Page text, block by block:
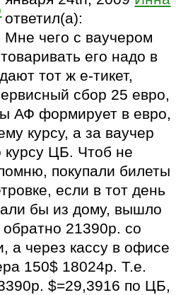
ответил(а):
Мне чего с ваучером
его надо в
тот ж е-тикет,
сбор 25 евро,
АФ формирует в евро,
курсу, а за ваучер
курсу ЦБ. Чтоб не
покупали билеты
если в тот день
бы из дому, вышло
обратно 21390р. со
а через кассу в офисе
150$ 18024р. Т.е.
$=29,3916 по ЦБ,